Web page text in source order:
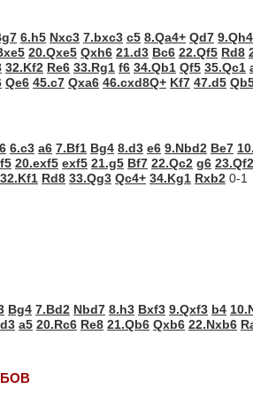
6.h5 Nxc3 7.bxc3 c5 8.Qa4+ Qd7 9.Qh4
20.Qxe5 Qxh6 21.d3 Bc6 22.Qf5 Rd8
32.Kf2 Re6 33.Rg1 f6 34.Qb1 Qf5 35.Qc1
Qe6 45.c7 Qxa6 46.cxd8Q+ Kf7 47.d5
6.c3 a6 7.Bf1 Bg4 8.d3 e6 9.Nbd2 Be7
f5 20.exf5 exf5 21.g5 Bf7 22.Qc2 g6 23.Qf2
32.Kf1 Rd8 33.Qg3 Qc4+ 34.Kg1 Rxb2 0-1
Bg4 7.Bd2 Nbd7 8.h3 Bxf3 9.Qxf3 b4
a5 20.Rc6 Re8 21.Qb6 Qxb6 22.Nxb6